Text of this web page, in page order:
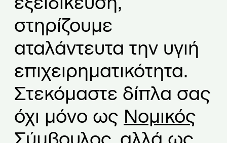
στηρίζουμε
αταλάντευτα την υγιή
επιχειρηματικότητα.
Στεκόμαστε δίπλα σας
όχι μόνο ως Νομικός